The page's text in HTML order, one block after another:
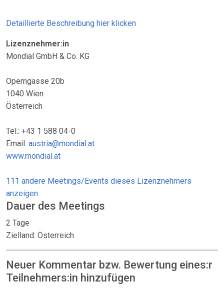
Detaillierte Beschreibung hier klicken
Lizenznehmer:in
Mondial GmbH & Co. KG
Operngasse 20b
1040 Wien
Österreich
Tel.: +43 1 588 04-0
Email: austria@mondial.at
www.mondial.at
111 andere Meetings/Events dieses Lizenznehmers
anzeigen
Dauer des Meetings
2 Tage
Zielland: Österreich
Neuer Kommentar bzw. Bewertung eines:r
Teilnehmers:in hinzufügen